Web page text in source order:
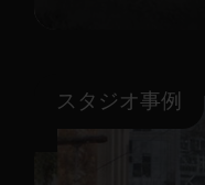
スタジオ事例